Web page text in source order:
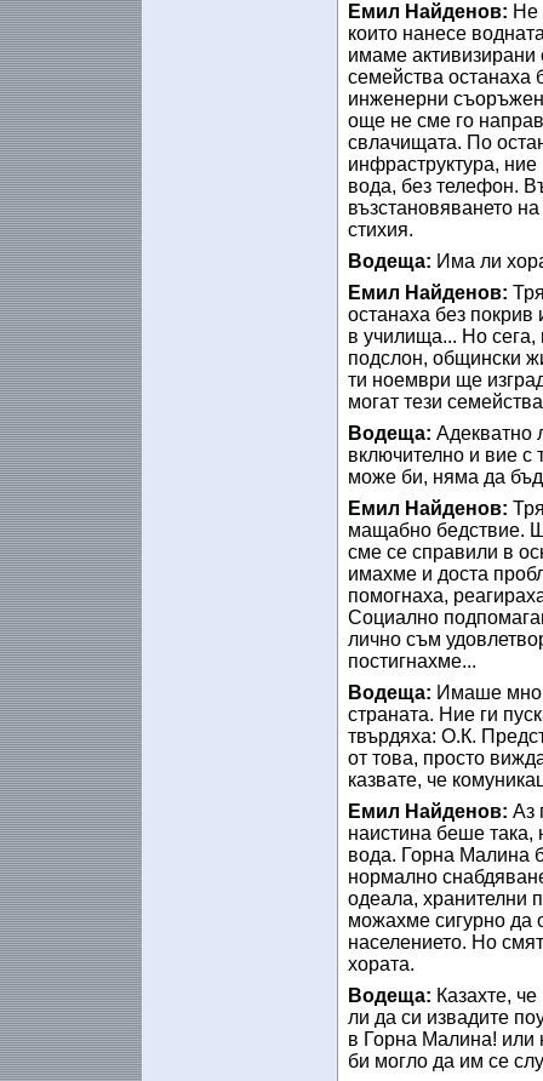
Емил Найденов: Не
които нанесе
имаме
семейства останаха
инженерни
още не сме го
свлачищата. По
инфраструктура,
вода, без телефон.
възстановяването
стихия.
Водеща: Има ли
Емил Найденов:
останаха без
в училища... Но
подслон, общински
ти ноември ще
могат тези
Водеща: Адекватно
включително и вие с
може би, няма да
Емил Найденов:
мащабно бедствие.
сме се справили в
имахме и доста
помогнаха,
Социално
лично съм
постигнахме...
Водеща: Имаше
страната. Ние ги
твърдяха: О.К.
от това, просто
казвате, че
Емил Найденов: Аз
наистина беше така,
вода. Горна Малина
нормално
одеала, хранителни
можахме сигурно да
населението. Но
хората.
Водеща: Казахте,
ли да си извадите
в Горна Малина! или
би могло да им се